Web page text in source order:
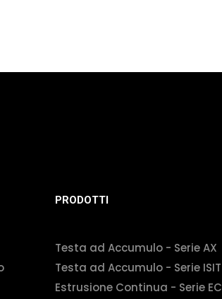
PRODOTTI
Testa ad Accumulo - Serie AX
Testa ad Accumulo - Serie ISIT
Estrusione Continua - Serie EC